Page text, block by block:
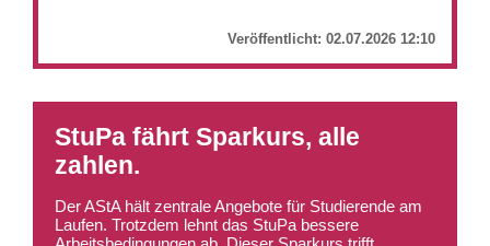
Veröffentlicht:02.07.2026 12:10
StuPa fährt Sparkurs, alle
zahlen.
Der AStA hält zentrale Angebote für Studierende am
Laufen. Trotzdem lehnt das StuPa bessere